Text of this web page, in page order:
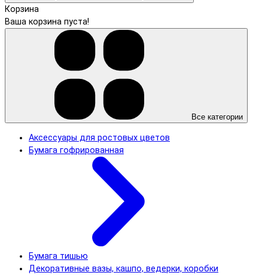
Корзина
Ваша корзина пуста!
Все категории
Аксессуары для ростовых цветов
Бумага гофрированная
Бумага тишью
Декоративные вазы, кашпо, ведерки, коробки